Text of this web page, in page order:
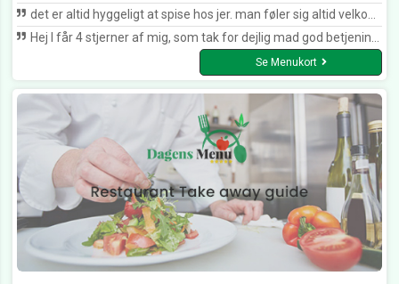
det er altid hyggeligt at spise hos jer. man føler sig altid velkommen hos jer som tak for det giver jeg jer 4 stjerner for.
Hej I får 4 stjerner af mig, som tak for dejlig mad god betjening og hyggelig atmosfære igennem alle årene i har været i Korsør i har været i Korsør ja faktisk fra den allerførste dag. :-) I får "kun" 4 fordi der skal være plads til forbedring, vi ved jo intet om hvad fremtiden bringer. Med venlig hilsen. Bjarne.
Se Menukort